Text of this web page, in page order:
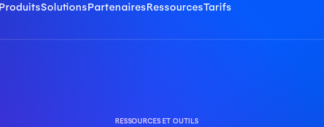
ProduitsSolutionsPartenairesRessourcesTarifs
RESSOURCES ET OUTILS